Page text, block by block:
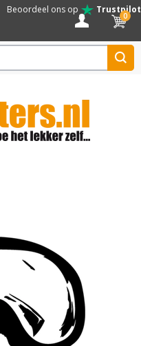
Beoordeel ons op Trustpilot
0